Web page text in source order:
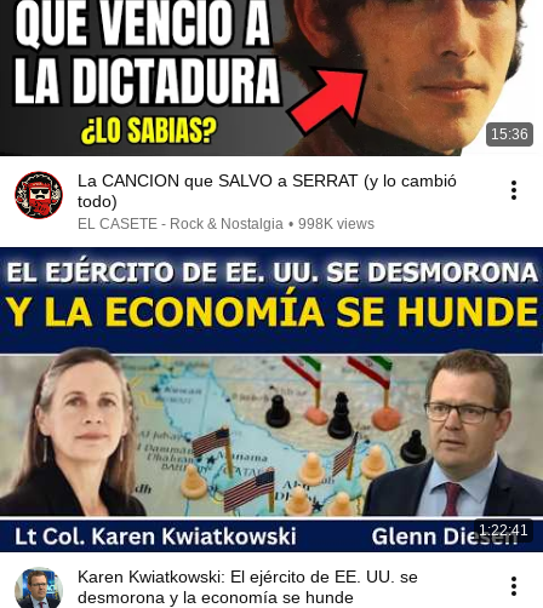
15:36
La CANCION que SALVO a SERRAT (y lo cambió
todo)
EL CASETE - Rock & Nostalgia • 998K views
1:22:41
Karen Kwiatkowski: El ejército de EE. UU. se
desmorona y la economía se hunde